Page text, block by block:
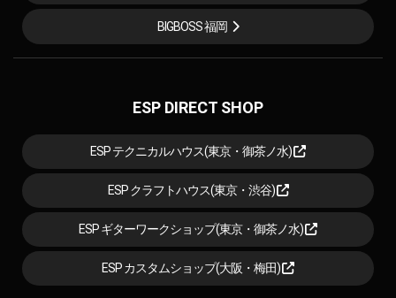
BIGBOSS 福岡
ESP DIRECT SHOP
ESP テクニカルハウス(東京・御茶ノ水)
ESP クラフトハウス(東京・渋谷)
ESP ギターワークショップ(東京・御茶ノ水)
ESP カスタムショップ(大阪・梅田)